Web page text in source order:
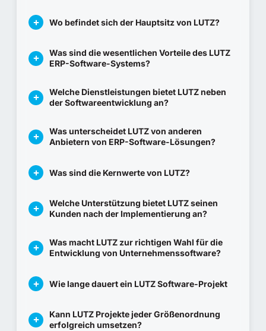
Wo befindet sich der Hauptsitz von LUTZ?
Was sind die wesentlichen Vorteile des LUTZ
ERP-Software-Systems?
Welche Dienstleistungen bietet LUTZ neben
der Softwareentwicklung an?
Was unterscheidet LUTZ von anderen
Anbietern von ERP-Software-Lösungen?
Was sind die Kernwerte von LUTZ?
Welche Unterstützung bietet LUTZ seinen
Kunden nach der Implementierung an?
Was macht LUTZ zur richtigen Wahl für die
Entwicklung von Unternehmenssoftware?
Wie lange dauert ein LUTZ Software-Projekt
Kann LUTZ Projekte jeder Größenordnung
erfolgreich umsetzen?